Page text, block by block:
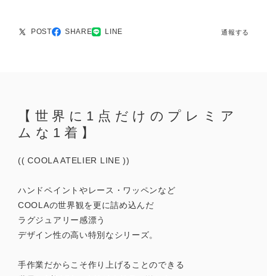
POST SHARE LINE 通報する
【世界に1点だけのプレミア
ムな1着】
(( COOLA ATELIER LINE ))
ハンドペイントやレース・ワッペンなど
COOLAの世界観を更に詰め込んだ
ラグジュアリー感漂う
デザイン性の高い特別なシリーズ。
手作業だからこそ作り上げることのできる